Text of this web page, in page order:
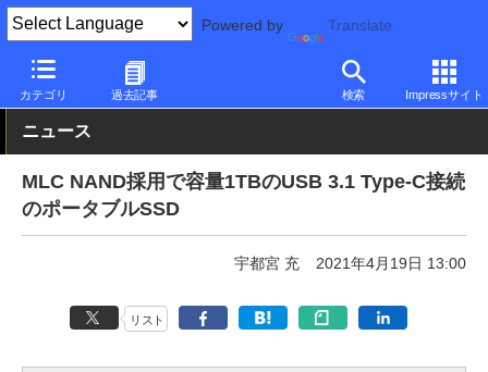
Powered by Translate
カテゴリ 過去記事 検索 Impressサイト
PC Watch 半導体/周辺機器
ニュース
MLC NAND採用で容量1TBのUSB 3.1 Type-C接続
のポータブルSSD
宇都宮 充 2021年4月19日 13:00
リスト